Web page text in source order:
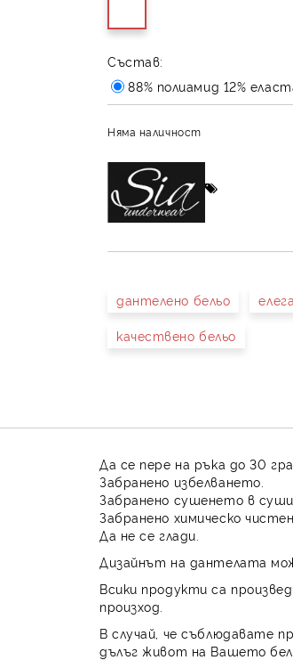
Състав:
88% полиамид 12%
Няма наличност
дантелено бельо
качествено бельо
Да се пере на ръка до 30
Забранено избелването.
Забранено сушенето в
Забранено химическо
Да не се глади.
Дизайнът на дантелата
Всики продукти са
произход.
В случай, че съблюдавате
дълъг живот на Вашето